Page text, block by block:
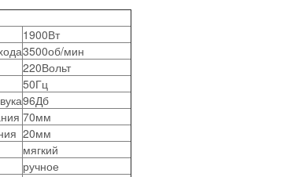
1900Вт
3500об/мин
220Вольт
50Гц
96Дб
70мм
20мм
мягкий
ручное